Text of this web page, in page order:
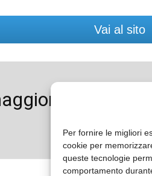
Per fornire le migliori
cookie per
queste tecnologie
comportamento
Vai al sito